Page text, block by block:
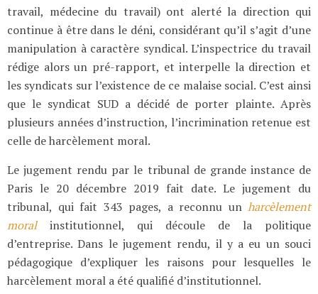
travail, médecine du travail) ont alerté la direction qui
continue à être dans le déni, considérant qu’il s’agit d’une
manipulation à caractère syndical. L’inspectrice du travail
rédige alors un pré-rapport, et interpelle la direction et
les syndicats sur l’existence de ce malaise social. C’est ainsi
que le syndicat SUD a décidé de porter plainte. Après
plusieurs années d’instruction, l’incrimination retenue est
celle de harcèlement moral.
Le jugement rendu par le tribunal de grande instance de
Paris le 20 décembre 2019 fait date. Le jugement du
tribunal, qui fait 343 pages, a reconnu un harcèlement
moralinstitutionnel, qui découle de la politique
d’entreprise. Dans le jugement rendu, il y a eu un souci
pédagogique d’expliquer les raisons pour lesquelles le
harcèlement moral a été qualifié d’institutionnel.